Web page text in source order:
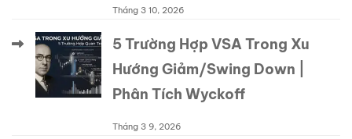
Tháng 3 10, 2026
5 Trường Hợp VSA Trong Xu
Hướng Giảm/Swing Down |
Phân Tích Wyckoff
Tháng 3 9, 2026